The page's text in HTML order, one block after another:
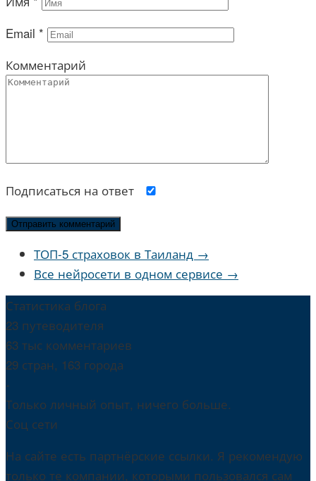
Email *
Комментарий
Подписаться на ответ
ТОП-5 страховок в Таиланд →
Все нейросети в одном сервисе →
Статистика блога
23 путеводителя
63 тыс комментариев
29 стран, 163 города
-
Только личный опыт, ничего больше.
Соц сети
На сайте есть партнёрские ссылки. Я рекомендую
только те компании, которыми пользовался сам